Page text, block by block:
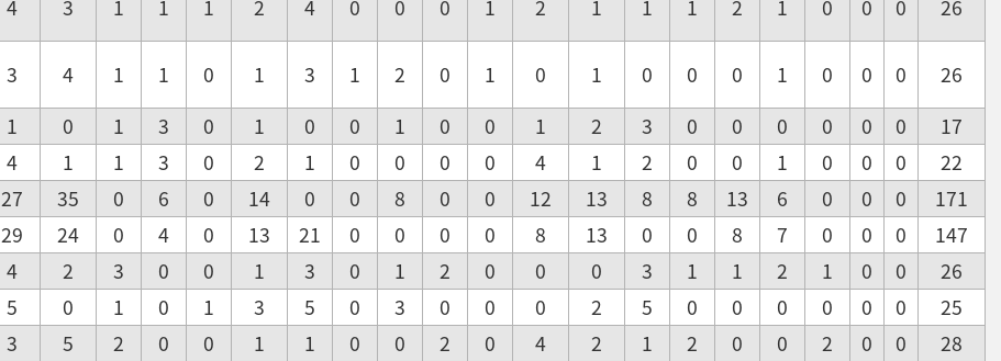
4 3 1 1 1 2 4 0 0 0 1 2 1 1 1 2 1 0 0 0
26
3 4 1 1 0 1 3 1 2 0 1 0 1 0 0 0 1 0 0 0
26
1 0 1 3 0 1 0 0 1 0 0 1 2 3 0 0 0 0 0 0
17
4 1 1 3 0 2 1 0 0 0 0 4 1 2 0 0 1 0 0 0
22
27 35 0 6 0 14 0 0 8 0 0 12 13 8 8 13 6 0 0 0
171
29 24 0 4 0 13 21 0 0 0 0 8 13 0 0 8 7 0 0 0
147
4 2 3 0 0 1 3 0 1 2 0 0 0 3 1 1 2 1 0 0
26
5 0 1 0 1 3 5 0 3 0 0 0 2 5 0 0 0 0 0 0
25
3 5 2 0 0 1 1 0 0 2 0 4 2 1 2 0 0 2 0 0
28